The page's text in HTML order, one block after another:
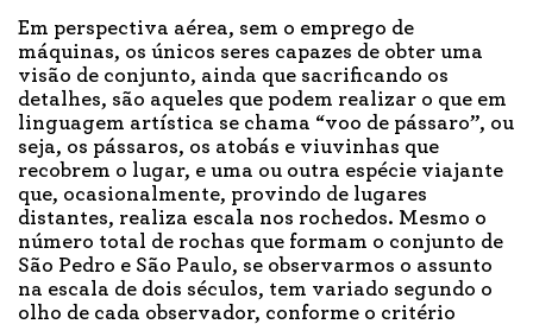
Em perspectiva aérea, sem o emprego de
máquinas, os únicos seres capazes de obter uma
visão de conjunto, ainda que sacrificando os
detalhes, são aqueles que podem realizar o que em
linguagem artística se chama “voo de pássaro”, ou
seja, os pássaros, os atobás e viuvinhas que
recobrem o lugar, e uma ou outra espécie viajante
que, ocasionalmente, provindo de lugares
distantes, realiza escala nos rochedos. Mesmo o
número total de rochas que formam o conjunto de
São Pedro e São Paulo, se observarmos o assunto
na escala de dois séculos, tem variado segundo o
olho de cada observador, conforme o critério